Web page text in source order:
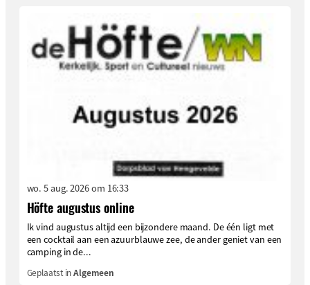
wo. 5 aug. 2026 om 16:33
Höfte augustus online
Ik vind augustus altijd een bijzondere maand. De één ligt met
een cocktail aan een azuurblauwe zee, de ander geniet van een
camping in de...
Geplaatst inAlgemeen